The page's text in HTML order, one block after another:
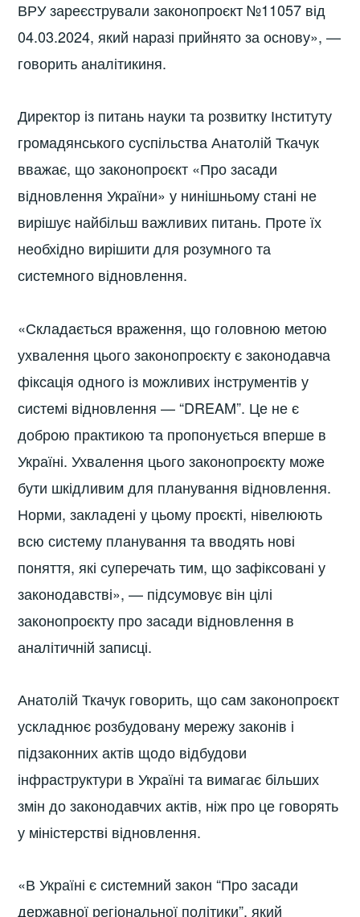
ВРУ зареєстрували законопроєкт №11057 від
04.03.2024, який наразі прийнято за основу», —
говорить аналітикиня.
Директор із питань науки та розвитку Інституту
громадянського суспільства Анатолій Ткачук
вважає, що законопроєкт «Про засади
відновлення України» у нинішньому стані не
вирішує найбільш важливих питань. Проте їх
необхідно вирішити для розумного та
системного відновлення.
«Складається враження, що головною метою
ухвалення цього законопроєкту є законодавча
фіксація одного із можливих інструментів у
системі відновлення — “DREAM”. Це не є
доброю практикою та пропонується вперше в
Україні. Ухвалення цього законопроєкту може
бути шкідливим для планування відновлення.
Норми, закладені у цьому проєкті, нівелюють
всю систему планування та вводять нові
поняття, які суперечать тим, що зафіксовані у
законодавстві», — підсумовує він цілі
законопроєкту про засади відновлення в
аналітичній записці.
Анатолій Ткачук говорить, що сам законопроєкт
ускладнює розбудовану мережу законів і
підзаконних актів щодо відбудови
інфраструктури в Україні та вимагає більших
змін до законодавчих актів, ніж про це говорять
у міністерстві відновлення.
«В Україні є системний закон “Про засади
державної регіональної політики”, який